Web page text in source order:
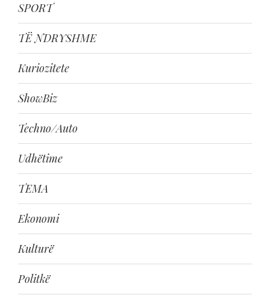
SPORT
TË NDRYSHME
Kuriozitete
ShowBiz
Techno/Auto
Udhëtime
TEMA
Ekonomi
Kulturë
Politkë